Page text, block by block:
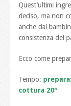
Quest’ultimi
deciso, ma non
anche dai
consistenza del
Ecco come
Tempo:
cottura 20″